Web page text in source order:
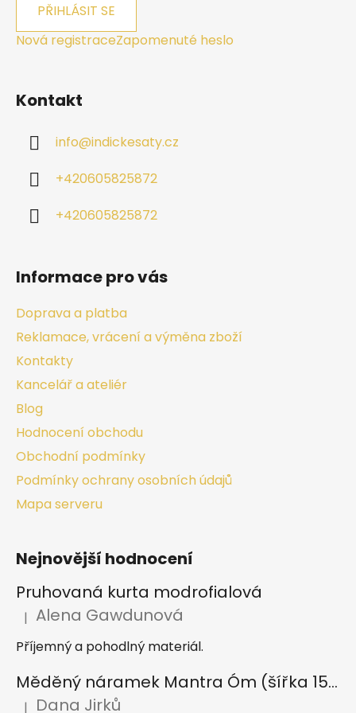
PŘIHLÁSIT SE
Nová registraceZapomenuté heslo
Kontakt
info@indickesaty.cz
+420605825872
+420605825872
Informace pro vás
Doprava a platba
Reklamace, vrácení a výměna zboží
Kontakty
Kancelář a ateliér
Blog
Hodnocení obchodu
Obchodní podmínky
Podmínky ochrany osobních údajů
Mapa serveru
Nejnovější hodnocení
Pruhovaná kurta modrofialová
Hodnocení produktu je 5 z 5 hvězdiček.
| Alena Gawdunová
Příjemný a pohodlný materiál.
Měděný náramek Mantra Óm (šířka 15 mm)
| Dana Jirků